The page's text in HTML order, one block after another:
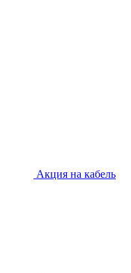
Акция на кабель